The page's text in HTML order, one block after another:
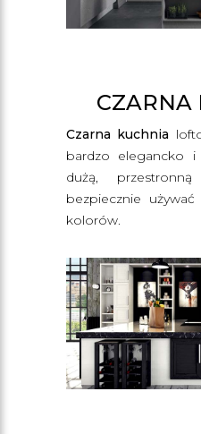
CZARNA
Czarna kuchnia
bardzo elegancko i
dużą,
bezpiecznie
kolorów.